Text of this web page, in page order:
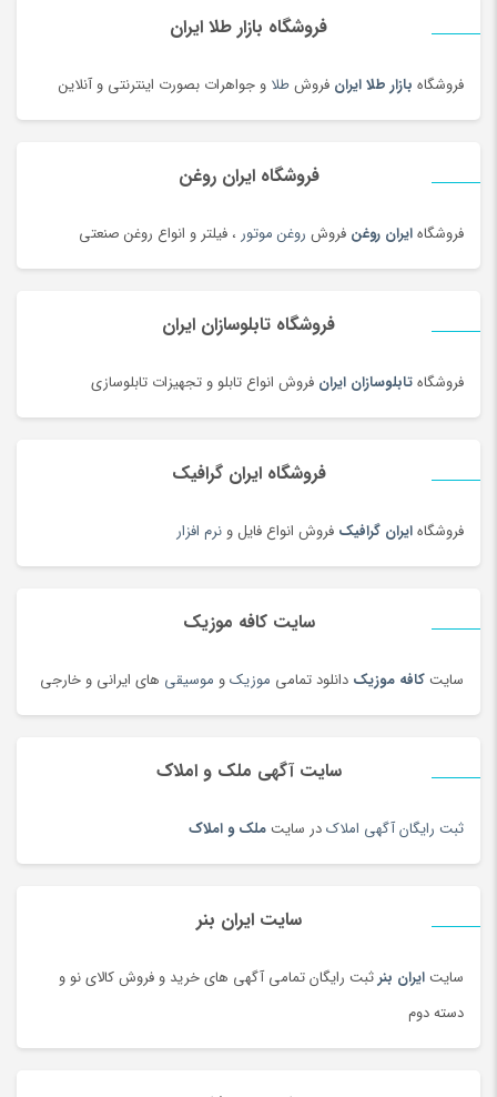
فروشگاه بازار طلا ایران
فروشگاه بازار طلا ایران فروشطلا و جواهرات بصورت اینترنتی و آنلاین
فروشگاه ایران روغن
فروشگاهایران روغن فروش روغن موتور ، فیلتر و انواع روغن صنعتی
فروشگاه تابلوسازان ایران
فروشگاهتابلوسازان ایران فروش انواع تابلو و تجهیزات تابلوسازی
فروشگاه ایران گرافیک
فروشگاهایران گرافیک فروش انواع فایل و نرم افزار
سایت کافه موزیک
سایت کافه موزیک دانلود تمامی موزیکو موسیقی های ایرانی و خارجی
سایت آگهی ملک و املاک
ثبت رایگان آگهی املاکدر سایت ملک و املاک
سایت ایران بنر
سایت ایران بنرثبت رایگان تمامی آگهی های خرید و فروش کالای نو و
دسته دوم